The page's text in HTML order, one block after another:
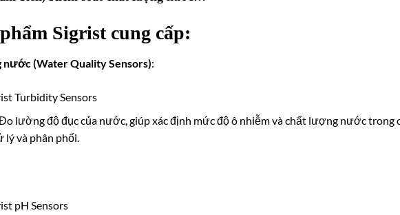
Sigrist cung cấp:
(Water Quality Sensors):
Turbidity Sensors
lường độ đục của nước, giúp xác định mức độ ô nhiễm và chất lượng nước trong
lý và phân phối.
pH Sensors